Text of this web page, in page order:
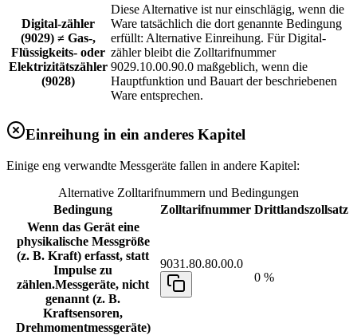
Digital-zähler
(9029) ≠ Gas-,
Flüssigkeits- oder
Elektrizitätszähler
(9028)
Diese Alternative ist nur einschlägig, wenn die
Ware tatsächlich die dort genannte Bedingung
erfüllt: Alternative Einreihung. Für Digital-
zähler bleibt die Zolltarifnummer
9029.10.00.90.0 maßgeblich, wenn die
Hauptfunktion und Bauart der beschriebenen
Ware entsprechen.
Einreihung in ein anderes Kapitel
Einige eng verwandte Messgeräte fallen in andere Kapitel:
Alternative Zolltarifnummern und Bedingungen
Bedingung
Zolltarifnummer Drittlandszollsatz
Wenn das Gerät eine
physikalische Messgröße
(z. B. Kraft) erfasst, statt
Impulse zu
zählen.Messgeräte, nicht
genannt (z. B.
Kraftsensoren,
Drehmomentmessgeräte)
9031.80.80.00.0
0 %